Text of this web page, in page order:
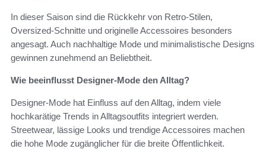
In dieser Saison sind die Rückkehr von Retro-Stilen,
Oversized-Schnitte und originelle Accessoires besonders
angesagt. Auch nachhaltige Mode und minimalistische Designs
gewinnen zunehmend an Beliebtheit.
Wie beeinflusst Designer-Mode den Alltag?
Designer-Mode hat Einfluss auf den Alltag, indem viele
hochkarätige Trends in Alltagsoutfits integriert werden.
Streetwear, lässige Looks und trendige Accessoires machen
die hohe Mode zugänglicher für die breite Öffentlichkeit.